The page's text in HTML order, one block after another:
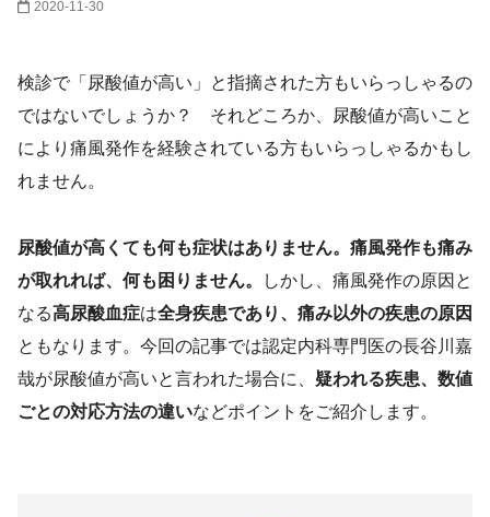
2020-11-30
検診で「尿酸値が高い」と指摘された方もいらっしゃるの
ではないでしょうか？ それどころか、尿酸値が高いこと
により痛風発作を経験されている方もいらっしゃるかもし
れません。
尿酸値が高くても何も症状はありません。痛風発作も痛み
が取れれば、何も困りません。
しかし、痛風発作の原因と
なる高尿酸血症は全身疾患であり、痛み以外の疾患の原因
ともなります。今回の記事では認定内科専門医の長谷川嘉
哉が尿酸値が高いと言われた場合に、 疑われる疾患、数値
ごとの対応方法の違いなどポイントをご紹介します。